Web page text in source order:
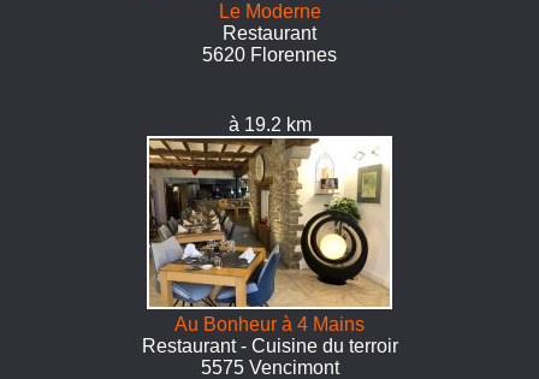
Le Moderne
Restaurant
5620 Florennes
à 19.2 km
Au Bonheur à 4 Mains
Restaurant - Cuisine du terroir
5575 Vencimont